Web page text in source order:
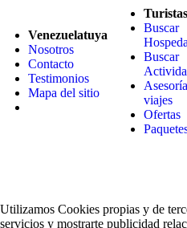
Venezuelatuya
Nosotros
Contacto
Testimonios
Mapa del sitio
Turistas
Buscar
Buscar
viajes
Ofertas
Utilizamos Cookies propias y de
servicios y mostrarte publicidad